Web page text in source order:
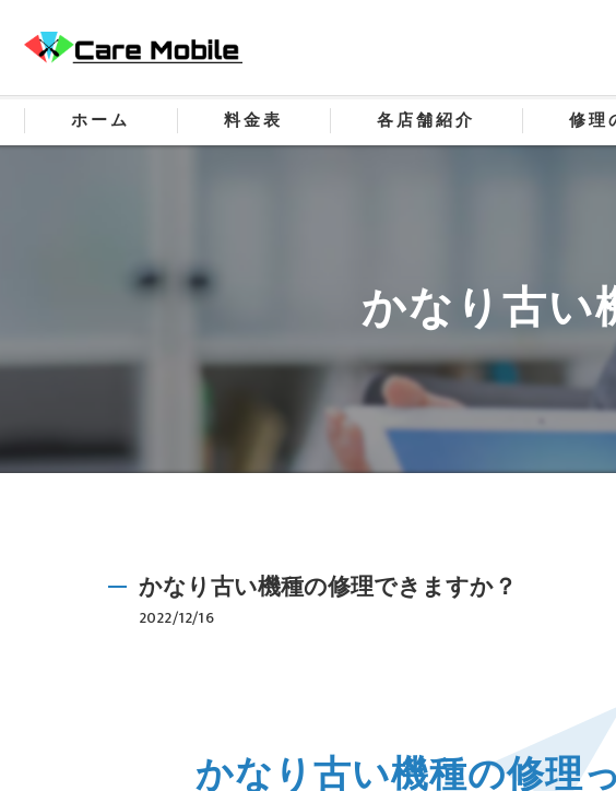
ホーム 料金表 各店舗紹介 修理
かなり古い
かなり古い機種の修理できますか？
2022/12/16
かなり古い機種の修理